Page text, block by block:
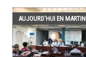
AUJOURD'HUI EN